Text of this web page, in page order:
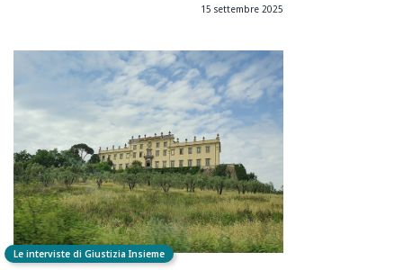
15 settembre 2025
Le interviste di Giustizia Insieme